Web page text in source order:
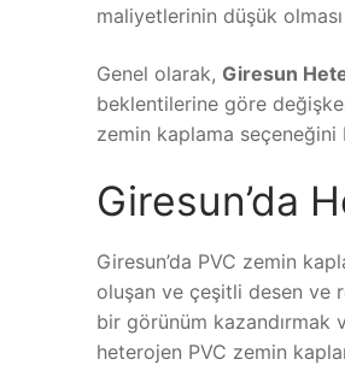
maliyetlerinin düşük olması
Genel olarak, Giresun
beklentilerine göre
zemin kaplama
Giresun’da
Giresun’da PVC zemin
oluşan ve çeşitli desen ve
bir görünüm kazandırmak
heterojen PVC zemin